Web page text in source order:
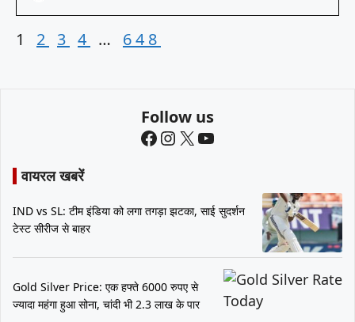
1 2 3 4 … 648
Follow us
Facebook
Instagram
X YouTube
वायरल खबरें
IND vs SL: टीम इंडिया को लगा तगड़ा झटका, साई सुदर्शन
टेस्ट सीरीज से बाहर
Gold Silver Price: एक हफ्ते 6000 रुपए से
ज्यादा महंगा हुआ सोना, चांदी भी 2.3 लाख के पार